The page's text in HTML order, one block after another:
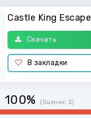
Castle King Escape
Скачать
В закладки
100% (Оценок: 2)